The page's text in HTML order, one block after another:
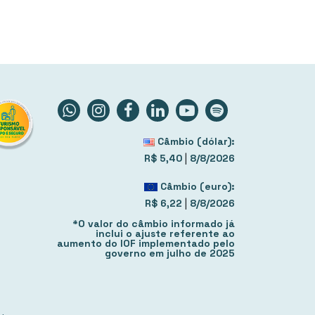
Câmbio (dólar):
R$ 5,40 | 8/8/2026
Câmbio (euro):
R$ 6,22 | 8/8/2026
*O valor do câmbio informado já
inclui o ajuste referente ao
aumento do IOF implementado pelo
governo em julho de 2025